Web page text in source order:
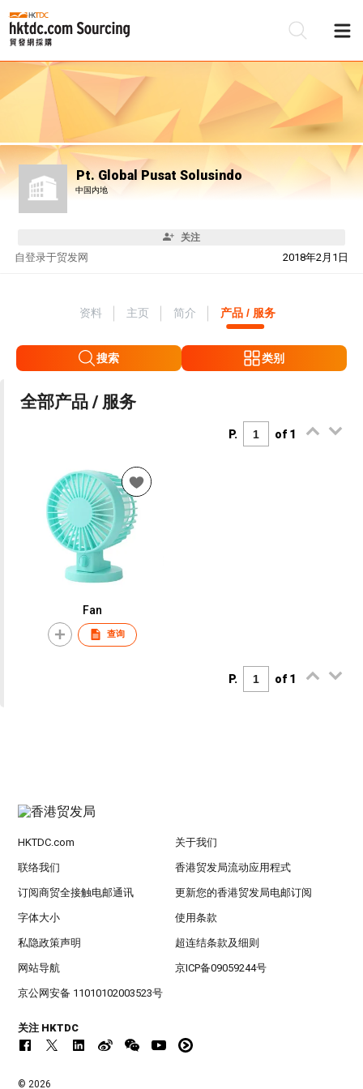
Pt. Global Pusat Solusindo
中国内地
关注
自 2018年2月1日
登录于贸发网
资料 主页 简介 产品 / 服务
搜索 类别
全部产品 / 服务
P. of 1
Fan
查询
P. of 1
HKTDC.com 关于我们
联络我们 香港贸发局流动应用程式
订阅商贸全接触电邮通讯 更新您的香港贸发局电邮订阅
字体大小 使用条款
私隐政策声明 超连结条款及细则
网站导航 京ICP备09059244号
京公网安备 11010102003523号
关注 HKTDC
© 2026